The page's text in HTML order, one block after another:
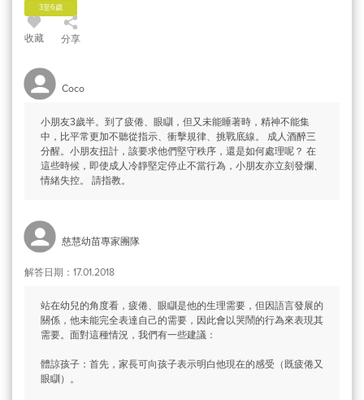
3至6歲
收藏 分享
Coco
小朋友3歲半。到了疲倦、眼瞓，但又未能睡著時，精神不能集
中，比平常更加不聽從指示、衝擊規律、挑戰底線。 成人酒醉三
分醒。小朋友扭計，該要求他們堅守秩序，還是如何處理呢？ 在
這些時候，即使成人冷靜堅定停止不當行為，小朋友亦立刻發爛、
情緒失控。 請指教。
慈慧幼苗專家團隊
解答日期：17.01.2018
站在幼兒的角度看，疲倦、眼瞓是他的生理需要，但因語言發展的
關係，他未能完全表達自己的需要，因此會以哭鬧的行為來表現其
需要。面對這種情況，我們有一些建議：
體諒孩子：首先，家長可向孩子表示明白他現在的感受（既疲倦又
眼瞓）。